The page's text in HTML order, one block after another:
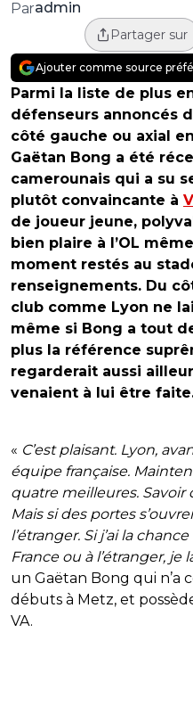
Paradmin
Partager sur
Ajouter comme source
Parmi la liste de plus
défenseurs annoncés
côté gauche ou axial
Gaëtan Bong a été
camerounais qui a su
plutôt convaincante à
de joueur jeune,
bien plaire à l’OL
moment restés au
renseignements. Du
club comme Lyon ne
même si Bong a tout
plus la référence
regarderait aussi
venaient à lui être
« C’est plaisant. Lyon,
équipe française.
quatre meilleures. Savoir
Mais si des portes
l’étranger. Si j’ai la
France ou à l’étranger, je
un Gaëtan Bong qui n’a
débuts à Metz, et
VA.